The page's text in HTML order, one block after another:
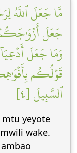
مَّا جَعَلَ ٱللَّهُ
جَعَلَ
وَمَا جَعَلَ
قَوۡلُكُم
ٱلسَّبِيلَ [٤]
mtu yeyote
wake.